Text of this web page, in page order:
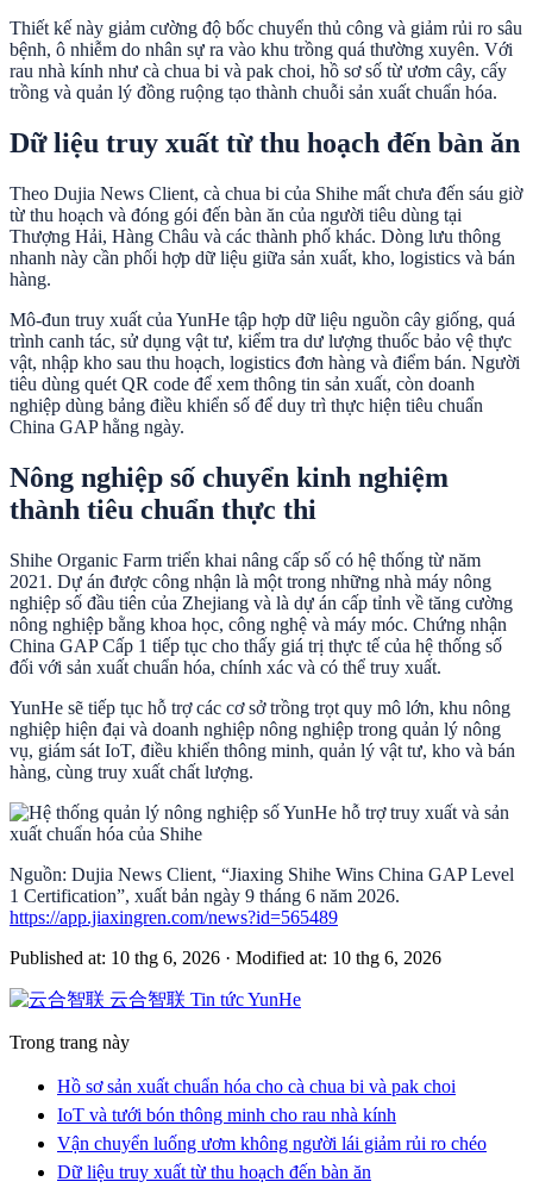
Thiết kế này giảm cường độ bốc chuyển thủ công và giảm rủi ro sâu
bệnh, ô nhiễm do nhân sự ra vào khu trồng quá thường xuyên. Với
rau nhà kính như cà chua bi và pak choi, hồ sơ số từ ươm cây, cấy
trồng và quản lý đồng ruộng tạo thành chuỗi sản xuất chuẩn hóa.
Dữ liệu truy xuất từ thu hoạch đến bàn ăn
Theo Dujia News Client, cà chua bi của Shihe mất chưa đến sáu giờ
từ thu hoạch và đóng gói đến bàn ăn của người tiêu dùng tại
Thượng Hải, Hàng Châu và các thành phố khác. Dòng lưu thông
nhanh này cần phối hợp dữ liệu giữa sản xuất, kho, logistics và bán
hàng.
Mô-đun truy xuất của YunHe tập hợp dữ liệu nguồn cây giống, quá
trình canh tác, sử dụng vật tư, kiểm tra dư lượng thuốc bảo vệ thực
vật, nhập kho sau thu hoạch, logistics đơn hàng và điểm bán. Người
tiêu dùng quét QR code để xem thông tin sản xuất, còn doanh
nghiệp dùng bảng điều khiển số để duy trì thực hiện tiêu chuẩn
China GAP hằng ngày.
Nông nghiệp số chuyển kinh nghiệm
thành tiêu chuẩn thực thi
Shihe Organic Farm triển khai nâng cấp số có hệ thống từ năm
2021. Dự án được công nhận là một trong những nhà máy nông
nghiệp số đầu tiên của Zhejiang và là dự án cấp tỉnh về tăng cường
nông nghiệp bằng khoa học, công nghệ và máy móc. Chứng nhận
China GAP Cấp 1 tiếp tục cho thấy giá trị thực tế của hệ thống số
đối với sản xuất chuẩn hóa, chính xác và có thể truy xuất.
YunHe sẽ tiếp tục hỗ trợ các cơ sở trồng trọt quy mô lớn, khu nông
nghiệp hiện đại và doanh nghiệp nông nghiệp trong quản lý nông
vụ, giám sát IoT, điều khiển thông minh, quản lý vật tư, kho và bán
hàng, cùng truy xuất chất lượng.
Nguồn: Dujia News Client, “Jiaxing Shihe Wins China GAP Level
1 Certification”, xuất bản ngày 9 tháng 6 năm 2026.
https://app.jiaxingren.com/news?id=565489
Published at: 10 thg 6, 2026 · Modified at: 10 thg 6, 2026
云合智联 Tin tức YunHe
Trong trang này
Hồ sơ sản xuất chuẩn hóa cho cà chua bi và pak choi
IoT và tưới bón thông minh cho rau nhà kính
Vận chuyển luống ươm không người lái giảm rủi ro chéo
Dữ liệu truy xuất từ thu hoạch đến bàn ăn